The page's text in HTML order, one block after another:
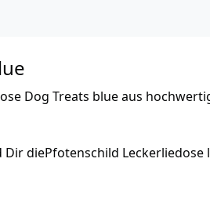
Dog Treats blue aus
diePfotenschild Leckerliedose